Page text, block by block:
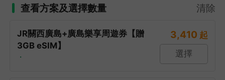
查看方案及選擇數量 清除
JR關西廣島+廣島樂享周遊券【贈
3GB eSIM】
・
3,410 起
選擇